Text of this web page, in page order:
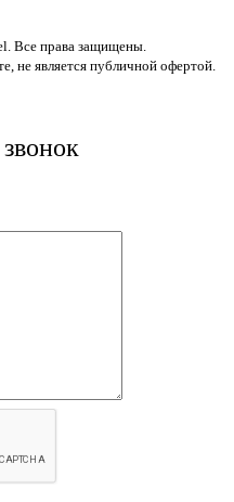
Все права защищены.
не является публичной офертой.